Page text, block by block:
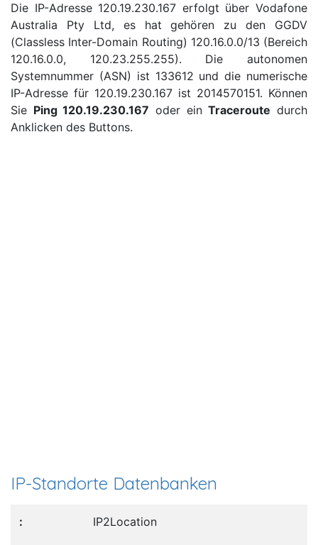
Die IP-Adresse 120.19.230.167 erfolgt über Vodafone
Australia Pty Ltd, es hat gehören zu den GGDV
(Classless Inter-Domain Routing) 120.16.0.0/13 (Bereich
120.16.0.0, 120.23.255.255). Die autonomen
Systemnummer (ASN) ist 133612 und die numerische
IP-Adresse für 120.19.230.167 ist 2014570151. Können
Sie Ping 120.19.230.167 oder einTraceroute durch
Anklicken des Buttons.
IP-Standorte Datenbanken
IP2Location